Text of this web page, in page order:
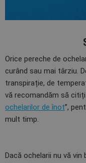
Orice pereche de
curând sau mai târziu.
transpirație, de
vă recomandăm să
ochelarilor de înot”,
mult timp.
Dacă ochelarii nu vă